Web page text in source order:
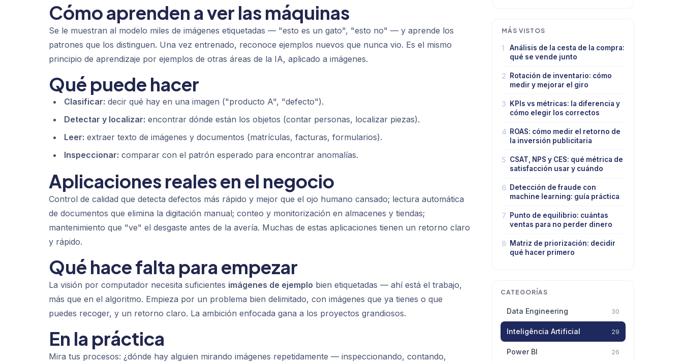
Cómo aprenden a ver las máquinas
Se le muestran al modelo miles de imágenes etiquetadas — "esto es un gato", "esto no" — y aprende los
patrones que los distinguen. Una vez entrenado, reconoce ejemplos nuevos que nunca vio. Es el mismo
principio de aprendizaje por ejemplos de otras áreas de la IA, aplicado a imágenes.
Qué puede hacer
Clasificar: decir qué hay en una imagen ("producto A", "defecto").
Detectar y localizar: encontrar dónde están los objetos (contar personas, localizar piezas).
Leer: extraer texto de imágenes y documentos (matrículas, facturas, formularios).
Inspeccionar: comparar con el patrón esperado para encontrar anomalías.
Aplicaciones reales en el negocio
Control de calidad que detecta defectos más rápido y mejor que el ojo humano cansado; lectura automática
de documentos que elimina la digitación manual; conteo y monitorización en almacenes y tiendas;
mantenimiento que "ve" el desgaste antes de la avería. Muchas de estas aplicaciones tienen un retorno claro
y rápido.
Qué hace falta para empezar
La visión por computador necesita suficientes imágenes de ejemplo bien etiquetadas — ahí está el trabajo,
más que en el algoritmo. Empieza por un problema bien delimitado, con imágenes que ya tienes o que
puedes recoger, y un retorno claro. La ambición enfocada gana a los proyectos grandiosos.
En la práctica
Mira tus procesos: ¿dónde hay alguien mirando imágenes repetidamente — inspeccionando, contando,
MÁS VISTOS
1
Análisis de la cesta de la compra:
qué se vende junto
2
Rotación de inventario: cómo
medir y mejorar el giro
3
KPIs vs métricas: la diferencia y
cómo elegir los correctos
4 ROAS: cómo medir el retorno de
la inversión publicitaria
5 CSAT, NPS y CES: qué métrica de
satisfacción usar y cuándo
6 Detección de fraude con
machine learning: guía práctica
7
Punto de equilibrio: cuántas
ventas para no perder dinero
8 Matriz de priorización: decidir
qué hacer primero
CATEGORÍAS
Data Engineering 30
Inteligência Artificial 29
Power BI 26